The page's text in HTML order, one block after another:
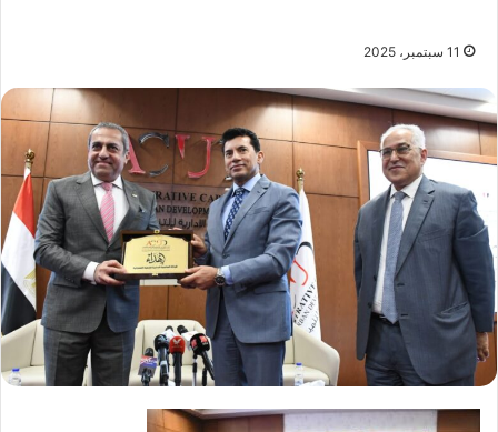
11 سبتمبر، 2025